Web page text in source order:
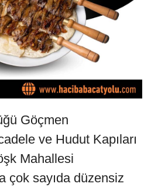
Göçmen
ve Hudut Kapıları
Mahallesi
çok sayıda düzensiz